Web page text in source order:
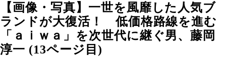
【画像・写真】一世を風靡した人気ブ
ランドが大復活！ 低価格路線を進む
「ａｉｗａ」を次世代に継ぐ男、藤岡
淳一 (13ページ目)